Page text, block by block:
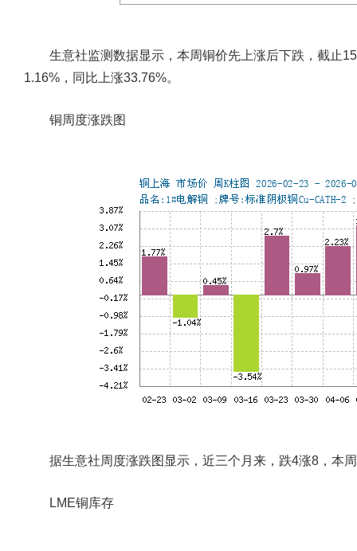
生意社监测数据显示，本周铜价先上涨后下跌，截止15
1.16%，同比上涨33.76%。
铜周度涨跌图
据生意社周度涨跌图显示，近三个月来，跌4涨8，本周
LME铜库存